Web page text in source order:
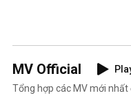
MV Official
Tổng hợp các MV mới